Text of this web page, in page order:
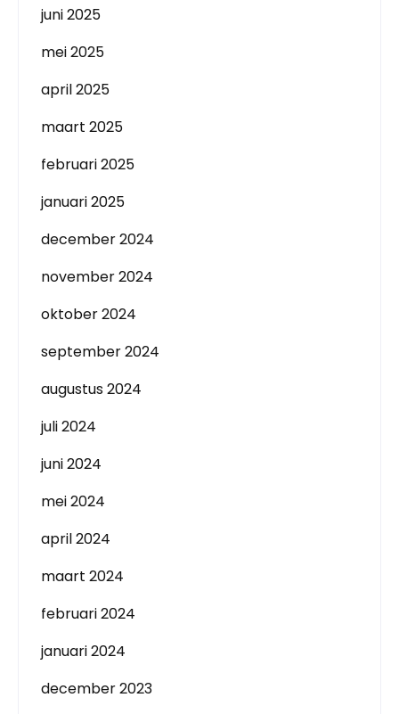
juni 2025
mei 2025
april 2025
maart 2025
februari 2025
januari 2025
december 2024
november 2024
oktober 2024
september 2024
augustus 2024
juli 2024
juni 2024
mei 2024
april 2024
maart 2024
februari 2024
januari 2024
december 2023